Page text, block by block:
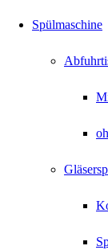
Spülmaschine